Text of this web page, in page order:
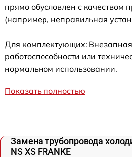
прямо обусловлен с качеством
(например, неправильная
Для комплектующих:
работоспособности или
нормальном использовании.
Показать полностью
Замена трубопровода
NS XS FRANKE